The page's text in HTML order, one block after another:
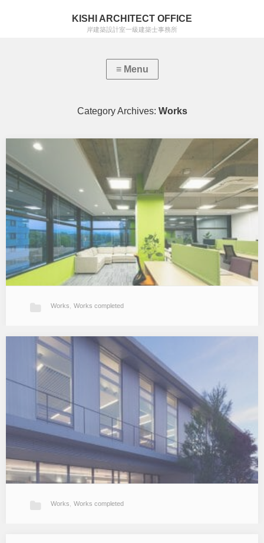
KISHI ARCHITECT OFFICE
岸建築設計室一級建築士事務所
Category Archives: Works
海外企業のオフィス計画。クライアントの求めるイメージを床フロ
ーリング、壁材の木部やコーポレートカラー（黄緑）などでシンプ
ルに表現しました。 Zespri Fukuoka Office（2019年 事務…
Works Works completed
Works Works completed